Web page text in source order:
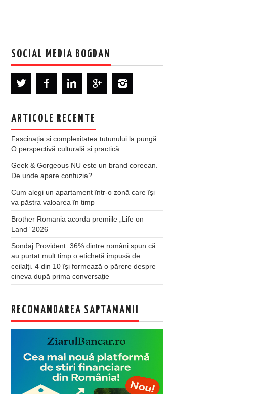
SOCIAL MEDIA BOGDAN
ARTICOLE RECENTE
Fascinația și complexitatea tutunului la pungă:
O perspectivă culturală și practică
Geek & Gorgeous NU este un brand coreean.
De unde apare confuzia?
Cum alegi un apartament într-o zonă care își
va păstra valoarea în timp
Brother Romania acorda premiile „Life on
Land” 2026
Sondaj Provident: 36% dintre români spun că
au purtat mult timp o etichetă impusă de
ceilalți. 4 din 10 își formează o părere despre
cineva după prima conversație
RECOMANDAREA SAPTAMANII